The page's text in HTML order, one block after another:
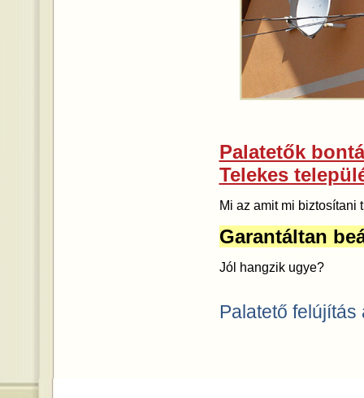
Palatetők
Telekes
Mi az amit mi biztosítani
Garantáltan
Jól hangzik ugye?
Palatető felújítás